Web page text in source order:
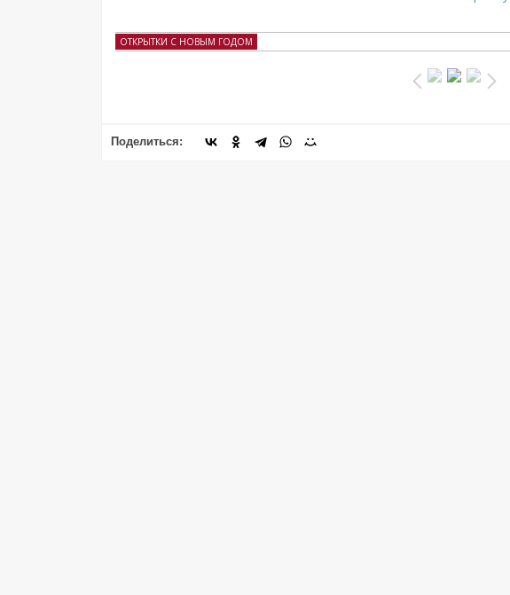
ОТКРЫТКИ С НОВЫМ ГОДОМ
Поделиться: